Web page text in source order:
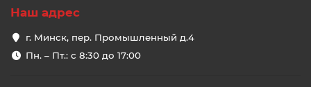
Наш адрес
г. Минск, пер. Промышленный д.4
Пн. – Пт.: с 8:30 до 17:00